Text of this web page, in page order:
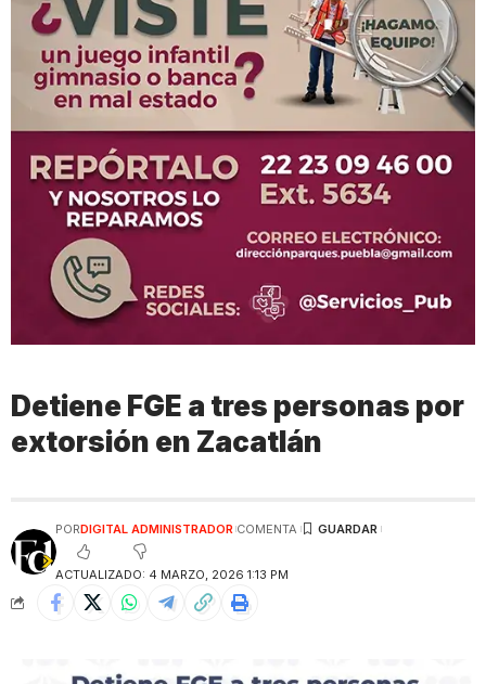
Detiene FGE a tres personas por
extorsión en Zacatlán
ACTUALIZADO: 4 MARZO, 2026 1:13 PM
PORDIGITAL ADMINISTRADOR COMENTA